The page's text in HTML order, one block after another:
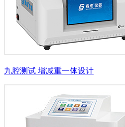
九腔测试 增减重一体设计